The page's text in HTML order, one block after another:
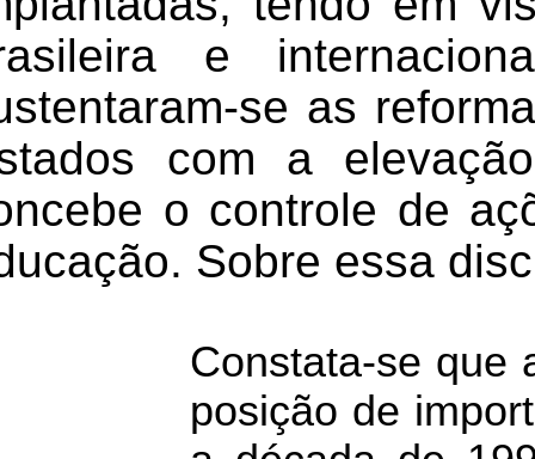
e
se as
com a
o controle de
Sobre essa
Constata-se que
posição de